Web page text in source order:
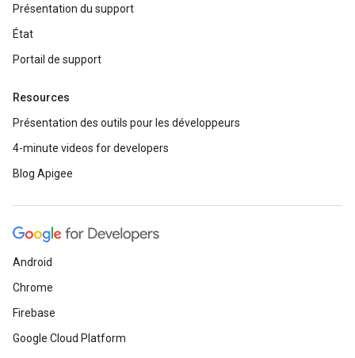
Présentation du support
État
Portail de support
Resources
Présentation des outils pour les développeurs
4-minute videos for developers
Blog Apigee
Android
Chrome
Firebase
Google Cloud Platform